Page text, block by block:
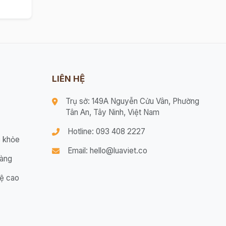
khỏe
cao
LIÊN HỆ
Trụ sở: 149A Nguyễn Cửu Vân, Phường
Tân An, Tây Ninh, Việt Nam
Hotline: 093 408 2227
Email: hello@luaviet.co